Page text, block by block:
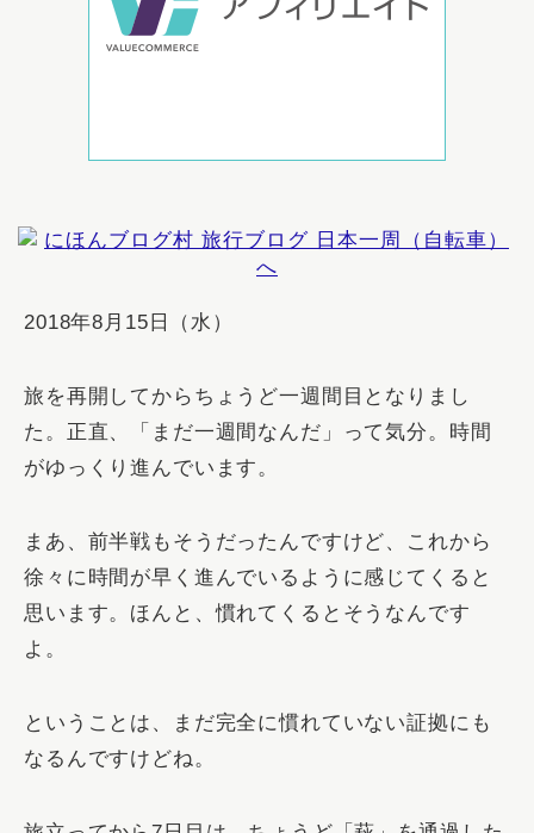
2018年8月15日（水）
旅を再開してからちょうど一週間目となりまし
た。正直、「まだ一週間なんだ」って気分。時間
がゆっくり進んでいます。
まあ、前半戦もそうだったんですけど、これから
徐々に時間が早く進んでいるように感じてくると
思います。ほんと、慣れてくるとそうなんです
よ。
ということは、まだ完全に慣れていない証拠にも
なるんですけどね。